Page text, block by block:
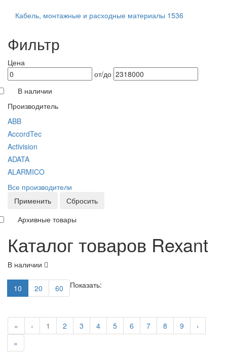
Кабель, монтажные и расходные материалы 1536
Фильтр
Цена
от/до
В наличии
Производитель
ABB
AccordTec
Activision
ADATA
ALARMICO
Все производители
Применить
Сбросить
Архивные товары
Каталог товаров Rexant
В наличии
Показать:
10 20 60
« ‹ 1 2 3 4 5 6 7 8 9
›
»